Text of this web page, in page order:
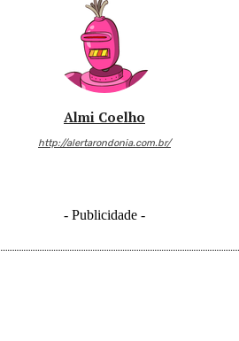
Almi Coelho
http://alertarondonia.com.br/
- Publicidade -